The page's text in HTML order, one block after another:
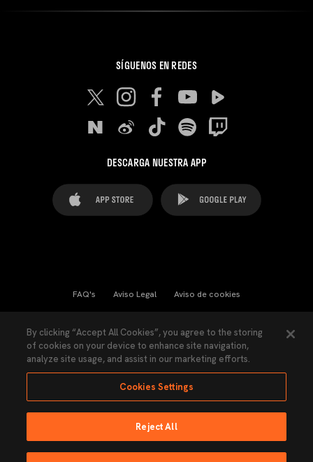
SÍGUENOS EN REDES
DESCARGA NUESTRA APP
FAQ's Aviso Legal Aviso de cookies
Ley Transparencia Política de Privacidad
Accesibilidad
Ninguna parte de esta página puede ser reproducida sin el permiso del Valencia
By clicking “Accept All Cookies”, you agree to the storing
of cookies on your device to enhance site navigation,
analyze site usage, and assist in our marketing efforts.
Cookies Settings
Reject All